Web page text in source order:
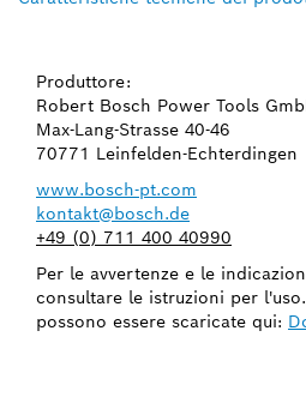
Produttore:
Robert Bosch Power Tools
Max-Lang-Strasse 40-46
70771 Leinfelden-Echterdingen
www.bosch-pt.com
kontakt@bosch.de
+49 (0) 711 400 40990
Per le avvertenze e le
consultare le istruzioni per
possono essere scaricate qui: